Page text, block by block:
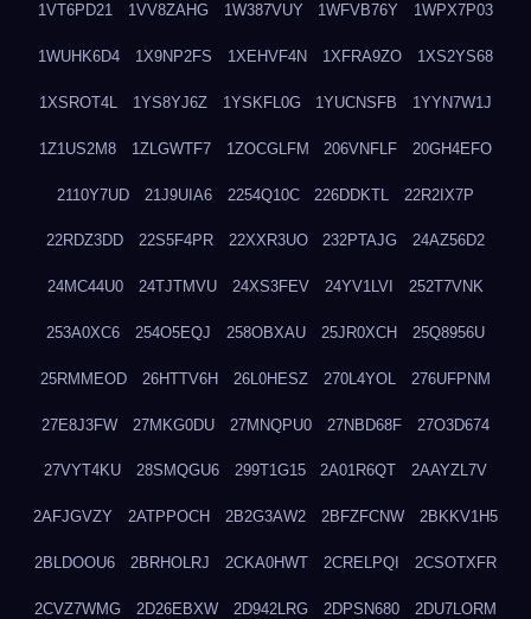
1VT6PD21 1VV8ZAHG 1W387VUY 1WFVB76Y 1WPX7P03
1WUHK6D4 1X9NP2FS 1XEHVF4N 1XFRA9ZO 1XS2YS68
1XSROT4L 1YS8YJ6Z 1YSKFL0G 1YUCNSFB 1YYN7W1J
1Z1US2M8 1ZLGWTF7 1ZOCGLFM 206VNFLF 20GH4EFO
2110Y7UD 21J9UIA6 2254Q10C 226DDKTL 22R2IX7P
22RDZ3DD 22S5F4PR 22XXR3UO 232PTAJG 24AZ56D2
24MC44U0 24TJTMVU 24XS3FEV 24YV1LVI 252T7VNK
253A0XC6 254O5EQJ 258OBXAU 25JR0XCH 25Q8956U
25RMMEOD 26HTTV6H 26L0HESZ 270L4YOL 276UFPNM
27E8J3FW 27MKG0DU 27MNQPU0 27NBD68F 27O3D674
27VYT4KU 28SMQGU6 299T1G15 2A01R6QT 2AAYZL7V
2AFJGVZY 2ATPPOCH 2B2G3AW2 2BFZFCNW 2BKKV1H5
2BLDOOU6 2BRHOLRJ 2CKA0HWT 2CRELPQI 2CSOTXFR
2CVZ7WMG 2D26EBXW 2D942LRG 2DPSN680 2DU7LORM